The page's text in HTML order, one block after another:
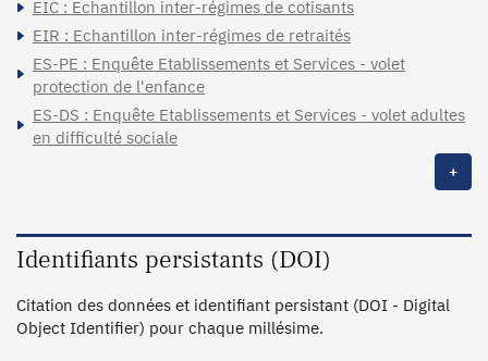
EIC : Echantillon inter-régimes de cotisants
EIR : Echantillon inter-régimes de retraités
ES-PE : Enquête Etablissements et Services - volet
protection de l'enfance
ES-DS : Enquête Etablissements et Services - volet adultes
en difficulté sociale
+
Identifiants persistants (DOI)
Citation des données et identifiant persistant (DOI - Digital
Object Identifier) pour chaque millésime.